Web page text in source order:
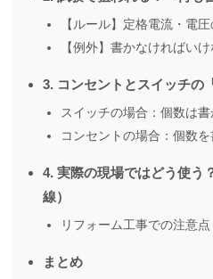
【ルール】定格電流・電
【例外】書かなければい
3. コンセントとスイッチの
スイッチの場合：個数は書
コンセントの場合：個数を
4. 実際の現場ではどう使う
線）
リフォーム工事での注意点
まとめ